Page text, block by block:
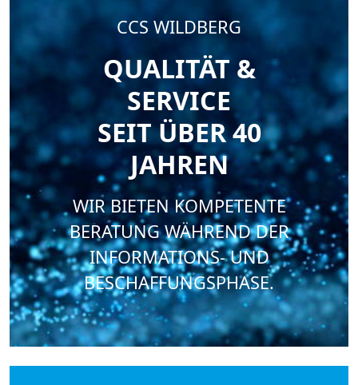
CCS WILDBERG
QUALITÄT &
SERVICE
SEIT ÜBER 40
JAHREN
WIR BIETEN KOMPETENTE
BERATUNG WÄHREND DER
INFORMATIONS- UND
BESCHAFFUNGSPHASE.